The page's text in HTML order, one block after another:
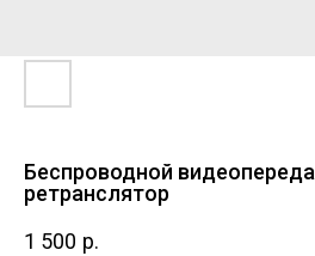
Беспроводной
ретранслятор
1 500 р.